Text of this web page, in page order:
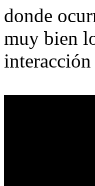
donde
muy bien